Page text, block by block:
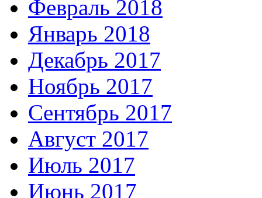
Февраль 2018
Январь 2018
Декабрь 2017
Ноябрь 2017
Сентябрь 2017
Август 2017
Июль 2017
Июнь 2017